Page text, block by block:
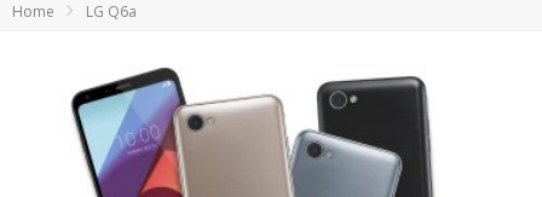
Home LG Q6a